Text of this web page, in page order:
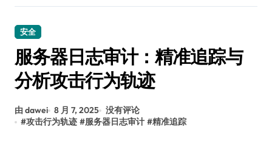
安全
服务器日志审计：精准追踪与
分析攻击行为轨迹
由 dawei 8 月 7, 2025 没有评论
#攻击行为轨迹 #服务器日志审计 #精准追踪